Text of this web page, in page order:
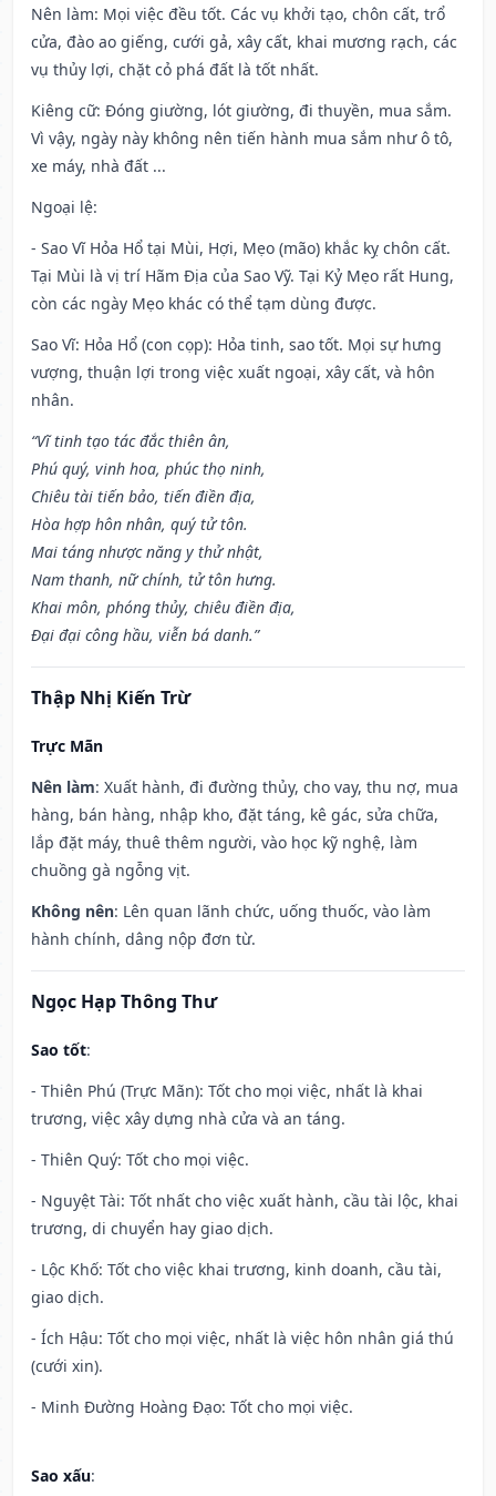
Nên làm: Mọi việc đều tốt. Các vụ khởi tạo, chôn cất, trổ
cửa, đào ao giếng, cưới gả, xây cất, khai mương rạch, các
vụ thủy lợi, chặt cỏ phá đất là tốt nhất.
Kiêng cữ: Đóng giường, lót giường, đi thuyền, mua sắm.
Vì vậy, ngày này không nên tiến hành mua sắm như ô tô,
xe máy, nhà đất ...
Ngoại lệ:
- Sao Vĩ Hỏa Hổ tại Mùi, Hợi, Mẹo (mão) khắc kỵ chôn cất.
Tại Mùi là vị trí Hãm Địa của Sao Vỹ. Tại Kỷ Mẹo rất Hung,
còn các ngày Mẹo khác có thể tạm dùng được.
Sao Vĩ: Hỏa Hổ (con cọp): Hỏa tinh, sao tốt. Mọi sự hưng
vượng, thuận lợi trong việc xuất ngoại, xây cất, và hôn
nhân.
“Vĩ tinh tạo tác đắc thiên ân,
Phú quý, vinh hoa, phúc thọ ninh,
Chiêu tài tiến bảo, tiến điền địa,
Hòa hợp hôn nhân, quý tử tôn.
Mai táng nhược năng y thử nhật,
Nam thanh, nữ chính, tử tôn hưng.
Khai môn, phóng thủy, chiêu điền địa,
Đại đại công hầu, viễn bá danh.”
Thập Nhị Kiến Trừ
Trực Mãn
Nên làm: Xuất hành, đi đường thủy, cho vay, thu nợ, mua
hàng, bán hàng, nhập kho, đặt táng, kê gác, sửa chữa,
lắp đặt máy, thuê thêm người, vào học kỹ nghệ, làm
chuồng gà ngỗng vịt.
Không nên: Lên quan lãnh chức, uống thuốc, vào làm
hành chính, dâng nộp đơn từ.
Ngọc Hạp Thông Thư
Sao tốt:
- Thiên Phú (Trực Mãn): Tốt cho mọi việc, nhất là khai
trương, việc xây dựng nhà cửa và an táng.
- Thiên Quý: Tốt cho mọi việc.
- Nguyệt Tài: Tốt nhất cho việc xuất hành, cầu tài lộc, khai
trương, di chuyển hay giao dịch.
- Lộc Khố: Tốt cho việc khai trương, kinh doanh, cầu tài,
giao dịch.
- Ích Hậu: Tốt cho mọi việc, nhất là việc hôn nhân giá thú
(cưới xin).
- Minh Đường Hoàng Đạo: Tốt cho mọi việc.
Sao xấu: